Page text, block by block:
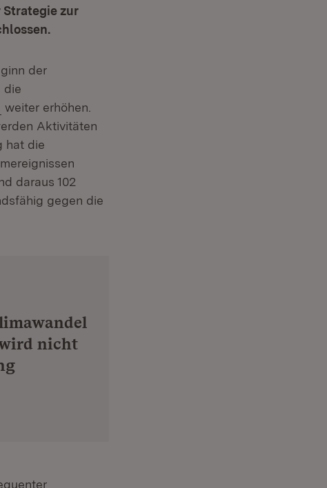
Strategie zur
der
die
(Öffnet in neuem Fenster)
weiter erhöhen.
Aktivitäten
hat die
daraus 102
gegen die
nicht